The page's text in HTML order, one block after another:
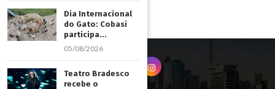
Dia Internacional
do Gato: Cobasi
participa...
05/08/2026
Teatro Bradesco
recebe o